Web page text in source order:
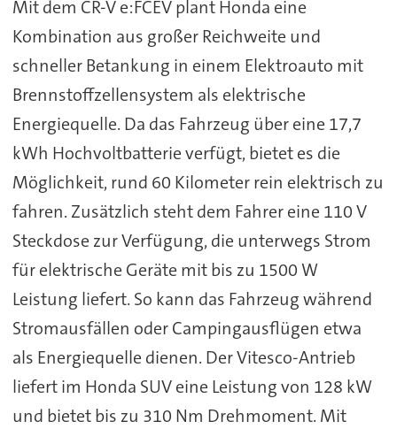
Mit dem CR-V e:FCEV plant Honda eine
Kombination aus großer Reichweite und
schneller Betankung in einem Elektroauto mit
Brennstoffzellensystem als elektrische
Energiequelle. Da das Fahrzeug über eine 17,7
kWh Hochvoltbatterie verfügt, bietet es die
Möglichkeit, rund 60 Kilometer rein elektrisch zu
fahren. Zusätzlich steht dem Fahrer eine 110 V
Steckdose zur Verfügung, die unterwegs Strom
für elektrische Geräte mit bis zu 1500 W
Leistung liefert. So kann das Fahrzeug während
Stromausfällen oder Campingausflügen etwa
als Energiequelle dienen. Der Vitesco-Antrieb
liefert im Honda SUV eine Leistung von 128 kW
und bietet bis zu 310 Nm Drehmoment. Mit